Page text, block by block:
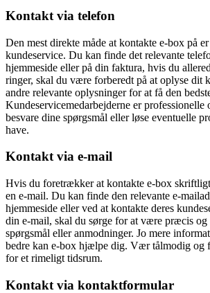
Kontakt via telefon
Den mest direkte måde at kontakte e-box på
kundeservice. Du kan finde det relevante
hjemmeside eller på din faktura, hvis du
ringer, skal du være forberedt på at oplyse dit
andre relevante oplysninger for at få den
Kundeservicemedarbejderne er
besvare dine spørgsmål eller løse eventuelle
have.
Kontakt via e-mail
Hvis du foretrækker at kontakte e-box
en e-mail. Du kan finde den relevante e-
hjemmeside eller ved at kontakte deres
din e-mail, skal du sørge for at være præcis
spørgsmål eller anmodninger. Jo mere
bedre kan e-box hjælpe dig. Vær tålmodig og
for et rimeligt tidsrum.
Kontakt via kontaktformular